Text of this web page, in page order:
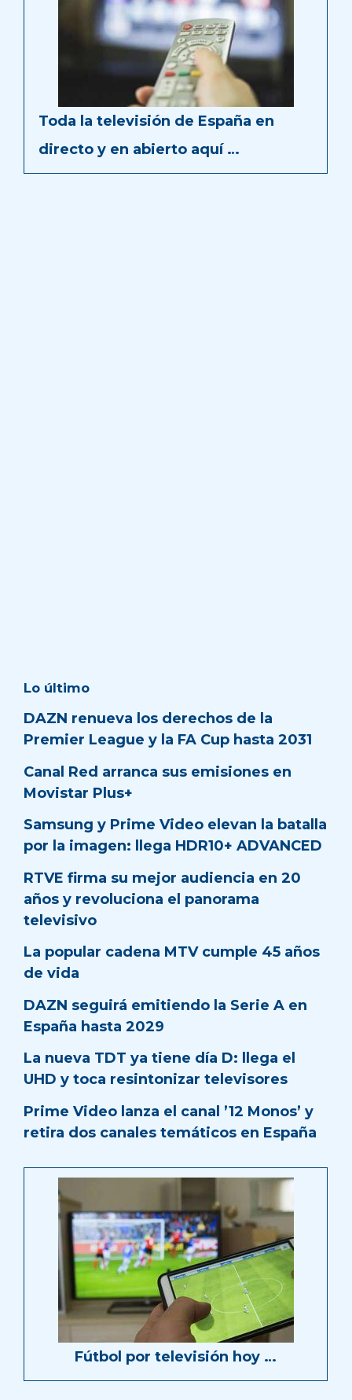
Toda la televisión de España en
directo y en abierto aquí …
Lo último
DAZN renueva los derechos de la
Premier League y la FA Cup hasta 2031
Canal Red arranca sus emisiones en
Movistar Plus+
Samsung y Prime Video elevan la batalla
por la imagen: llega HDR10+ ADVANCED
RTVE firma su mejor audiencia en 20
años y revoluciona el panorama
televisivo
La popular cadena MTV cumple 45 años
de vida
DAZN seguirá emitiendo la Serie A en
España hasta 2029
La nueva TDT ya tiene día D: llega el
UHD y toca resintonizar televisores
Prime Video lanza el canal ’12 Monos’ y
retira dos canales temáticos en España
Fútbol por televisión hoy …